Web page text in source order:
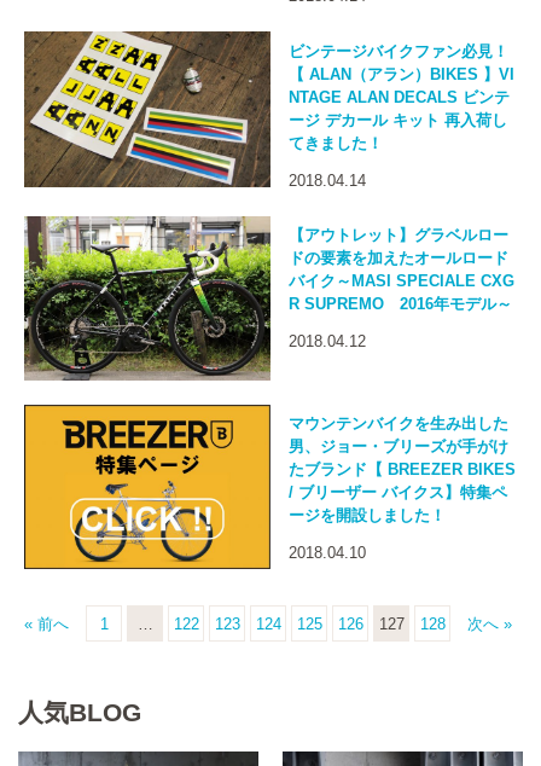
ビンテージバイクファン必見！
【 ALAN（アラン）BIKES 】VI
NTAGE ALAN DECALS ビンテ
ージ デカール キット 再入荷し
てきました！
2018.04.14
【アウトレット】グラベルロー
ドの要素を加えたオールロード
バイク～MASI SPECIALE CXG
R SUPREMO 2016年モデル～
2018.04.12
マウンテンバイクを生み出した
男、ジョー・ブリーズが手がけ
たブランド【 BREEZER BIKES
/ ブリーザー バイクス】特集ペ
ージを開設しました！
2018.04.10
« 前へ 1 … 122 123 124 125 126 127 128 次へ »
人気BLOG